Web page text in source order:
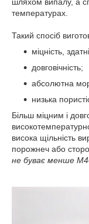
температурах.
Такий спосіб
міцність,
довговічність;
абсолютна
низька
Більш міцним і
висока щільність
порожнеч або
не буває менше